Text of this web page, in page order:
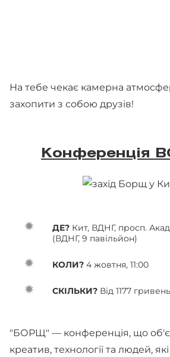
На тебе чекає камерна
захопити з собою друзів!
Конференція
ДЕ? Кит, ВДНГ, просп.
(ВДНГ, 9 павільйон)
КОЛИ? 4 жовтня, 11:00
СКІЛЬКИ? Від 1177 гривень
"БОРЩ" — конференція, що
креатив, технології та людей,